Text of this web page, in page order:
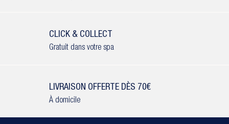
CLICK & COLLECT
Gratuit dans votre spa
LIVRAISON OFFERTE DÈS 70€
À domicile